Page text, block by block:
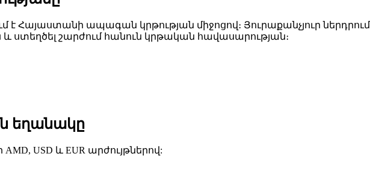
է Հա­յաս­տա­նի ա­պա­գան կրթութ­յան մի­ջո­ցով։ Յու­րա­քանչ­յուր
և ստեղ­ծել շար­ժում հա­նուն կրթա­կան հա­վա­սա­րութ­յան։
ե­ղա­նա­կը
USD և EUR ար­ժույթ­նե­րով: